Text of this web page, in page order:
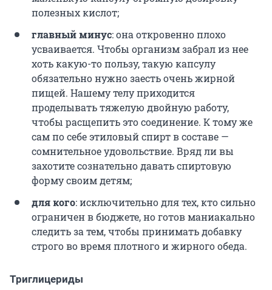
полезных кислот;
главный минус: она откровенно плохо
усваивается. Чтобы организм забрал из нее
хоть какую-то пользу, такую капсулу
обязательно нужно заесть очень жирной
пищей. Нашему телу приходится
проделывать тяжелую двойную работу,
чтобы расщепить это соединение. К тому же
сам по себе этиловый спирт в составе —
сомнительное удовольствие. Вряд ли вы
захотите сознательно давать спиртовую
форму своим детям;
для кого: исключительно для тех, кто сильно
ограничен в бюджете, но готов маниакально
следить за тем, чтобы принимать добавку
строго во время плотного и жирного обеда.
Триглицериды